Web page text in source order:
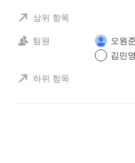
상위 항목
팀원 오원준
김민영
하위 항목